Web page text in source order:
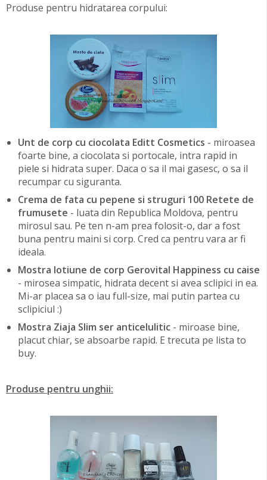
Produse pentru hidratarea corpului:
Unt de corp cu ciocolata Editt Cosmetics - miroasea
foarte bine, a ciocolata si portocale, intra rapid in
piele si hidrata super. Daca o sa il mai gasesc, o sa il
recumpar cu siguranta.
Crema de fata cu pepene si struguri 100 Retete de
frumusete - luata din Republica Moldova, pentru
mirosul sau. Pe ten n-am prea folosit-o, dar a fost
buna pentru maini si corp. Cred ca pentru vara ar fi
ideala.
Mostra lotiune de corp Gerovital Happiness cu caise
- mirosea simpatic, hidrata decent si avea sclipici in ea.
Mi-ar placea sa o iau full-size, mai putin partea cu
sclipiciul :)
Mostra Ziaja Slim ser anticelulitic - miroase bine,
placut chiar, se absoarbe rapid. E trecuta pe lista to
buy.
Produse pentru unghii: